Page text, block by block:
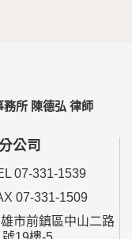
所 陳德弘 律師
公司
07-331-1539
07-331-1509
市前鎮區中山二路